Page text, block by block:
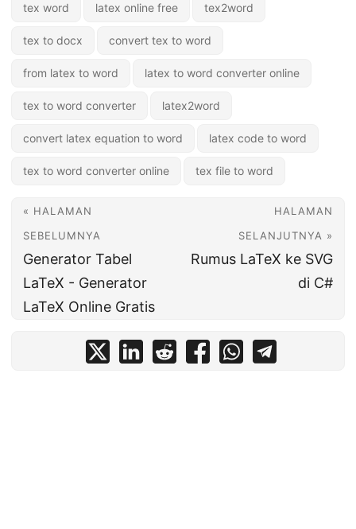
tex word latex online free tex2word
tex to docx convert tex to word
from latex to word latex to word converter online
tex to word converter latex2word
convert latex equation to word latex code to word
tex to word converter online tex file to word
« HALAMAN
SEBELUMNYA
Generator Tabel
LaTeX - Generator
LaTeX Online Gratis
HALAMAN
SELANJUTNYA »
Rumus LaTeX ke SVG
di C#